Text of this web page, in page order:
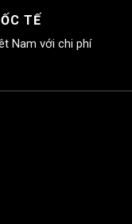
TẾ
Nam với chi phí